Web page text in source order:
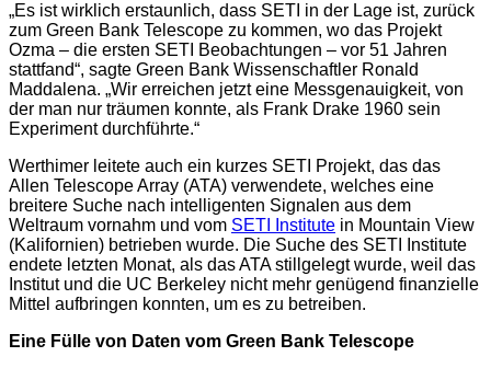
„Es ist wirklich erstaunlich, dass SETI in der Lage ist, zurück
zum Green Bank Telescope zu kommen, wo das Projekt
Ozma – die ersten SETI Beobachtungen – vor 51 Jahren
stattfand“, sagte Green Bank Wissenschaftler Ronald
Maddalena. „Wir erreichen jetzt eine Messgenauigkeit, von
der man nur träumen konnte, als Frank Drake 1960 sein
Experiment durchführte.“
Werthimer leitete auch ein kurzes SETI Projekt, das das
Allen Telescope Array (ATA) verwendete, welches eine
breitere Suche nach intelligenten Signalen aus dem
Weltraum vornahm und vom SETI Institute in Mountain View
(Kalifornien) betrieben wurde. Die Suche des SETI Institute
endete letzten Monat, als das ATA stillgelegt wurde, weil das
Institut und die UC Berkeley nicht mehr genügend finanzielle
Mittel aufbringen konnten, um es zu betreiben.
Eine Fülle von Daten vom Green Bank Telescope